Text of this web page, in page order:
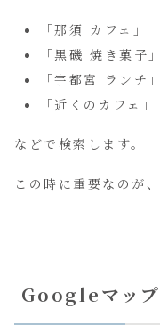
「那須 カフェ」
「黒磯 焼き菓子」
「宇都宮 ランチ」
「近くのカフェ」
などで検索します。
この時に重要なのが、
Googleマップ